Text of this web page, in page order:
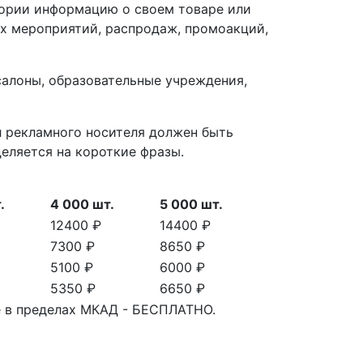
информацию о своем товаре или
мероприятий, распродаж, промоакций,
образовательные учреждения,
носителя должен быть
на короткие фразы.
4 000 шт.
5 000 шт.
12400 ₽
14400 ₽
7300 ₽
8650 ₽
5100 ₽
6000 ₽
5350 ₽
6650 ₽
в пределах МКАД - БЕСПЛАТНО.